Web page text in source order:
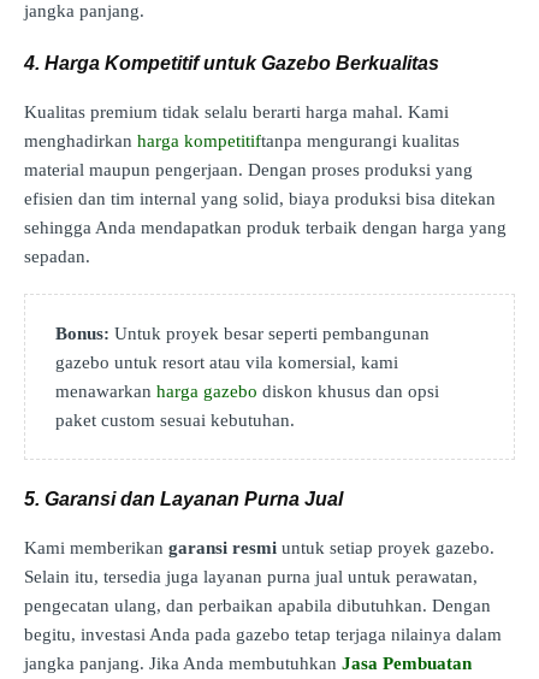
jangka panjang.
4. Harga Kompetitif untuk Gazebo Berkualitas
Kualitas premium tidak selalu berarti harga mahal. Kami
menghadirkan harga kompetitiftanpa mengurangi kualitas
material maupun pengerjaan. Dengan proses produksi yang
efisien dan tim internal yang solid, biaya produksi bisa ditekan
sehingga Anda mendapatkan produk terbaik dengan harga yang
sepadan.
Bonus: Untuk proyek besar seperti pembangunan
gazebo untuk resort atau vila komersial, kami
menawarkan harga gazebo diskon khusus dan opsi
paket custom sesuai kebutuhan.
5. Garansi dan Layanan Purna Jual
Kami memberikan garansi resmi untuk setiap proyek gazebo.
Selain itu, tersedia juga layanan purna jual untuk perawatan,
pengecatan ulang, dan perbaikan apabila dibutuhkan. Dengan
begitu, investasi Anda pada gazebo tetap terjaga nilainya dalam
jangka panjang. Jika Anda membutuhkan Jasa Pembuatan